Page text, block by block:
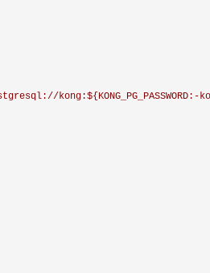
kong:${KONG_PG_PASSWORD:-